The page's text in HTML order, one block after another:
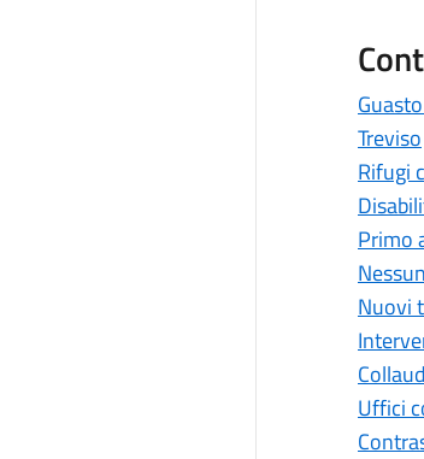
Treviso
Rifugi
Primo
Nuovi
Uffici